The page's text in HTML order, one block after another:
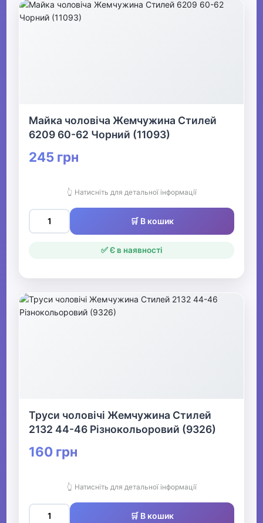
Майка чоловіча Жемчужина Стилей
6209 60-62 Чорний (11093)
245 грн
👆 Натисніть для детальної інформації
🛒 В кошик
✅ Є в наявності
Труси чоловічі Жемчужина Стилей
2132 44-46 Різнокольоровий (9326)
160 грн
👆 Натисніть для детальної інформації
🛒 В кошик